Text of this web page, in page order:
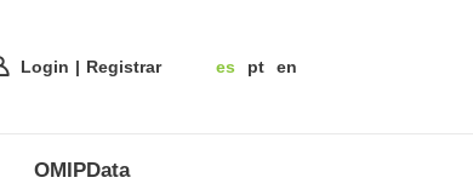
Login Registrar es pt en
OMIPData